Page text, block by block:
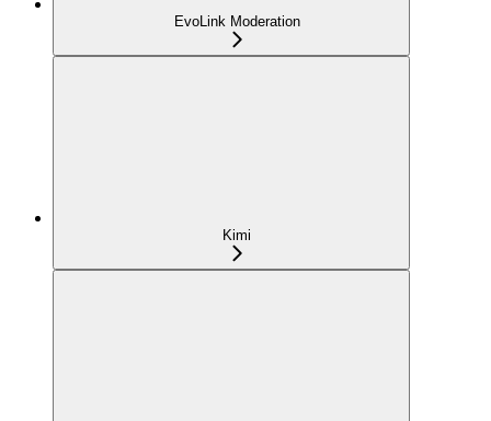
EvoLink Moderation
Kimi